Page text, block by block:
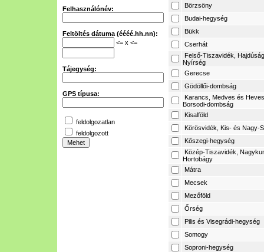
Felhasználónév:
Feltöltés dátuma (éééé.hh.nn):
<= x <=
Tájegység:
GPS típusa:
feldolgozatlan
feldolgozott
Börzsöny
Budai-hegység
Bükk
Cserhát
Felső-Tiszavidék,
Nyírség
Gerecse
Gödöllői-dombság
Karancs, Medves és
Borsodi-dombság
Kisalföld
Körösvidék, Kis- és Nagy-
Kőszegi-hegység
Közép-Tiszavidék,
Hortobágy
Mátra
Mecsek
Mezőföld
Őrség
Pilis és Visegrádi-hegység
Somogy
Soproni-hegység